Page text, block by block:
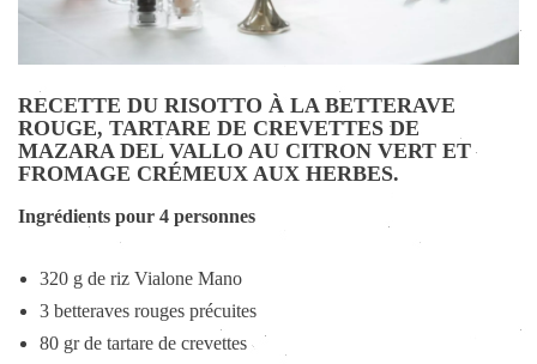
RECETTE DU RISOTTO À LA BETTERAVE
ROUGE, TARTARE DE CREVETTES DE
MAZARA DEL VALLO AU CITRON VERT ET
FROMAGE CRÉMEUX AUX HERBES.
Ingrédients pour 4 personnes
320 g de riz Vialone Mano
3 betteraves rouges précuites
80 gr de tartare de crevettes